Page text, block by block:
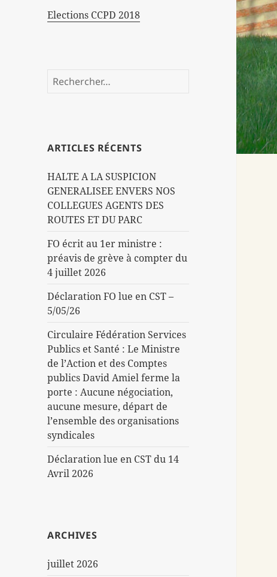
Elections CCPD 2018
Rechercher :
ARTICLES RÉCENTS
HALTE A LA SUSPICION
GENERALISEE ENVERS NOS
COLLEGUES AGENTS DES
ROUTES ET DU PARC
FO écrit au 1er ministre :
préavis de grève à compter du
4 juillet 2026
Déclaration FO lue en CST –
5/05/26
Circulaire Fédération Services
Publics et Santé : Le Ministre
de l’Action et des Comptes
publics David Amiel ferme la
porte : Aucune négociation,
aucune mesure, départ de
l’ensemble des organisations
syndicales
Déclaration lue en CST du 14
Avril 2026
ARCHIVES
juillet 2026